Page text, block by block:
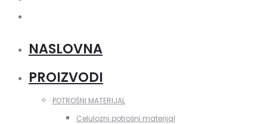
NASLOVNA
PROIZVODI
POTROŠNI MATERIJAL
Celulozni potrošni materijal